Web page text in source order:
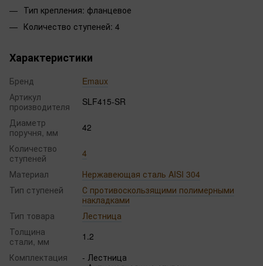
Тип крепления: фланцевое
Количество ступеней: 4
Характеристики
Бренд
Emaux
Артикул
производителя
SLF415-SR
Диаметр
поручня, мм
42
Количество
ступеней
4
Материал
Нержавеющая сталь AISI 304
Тип ступеней
С противоскользящими полимерными
накладками
Тип товара
Лестница
Толщина
стали, мм
1.2
Комплектация
- Лестница